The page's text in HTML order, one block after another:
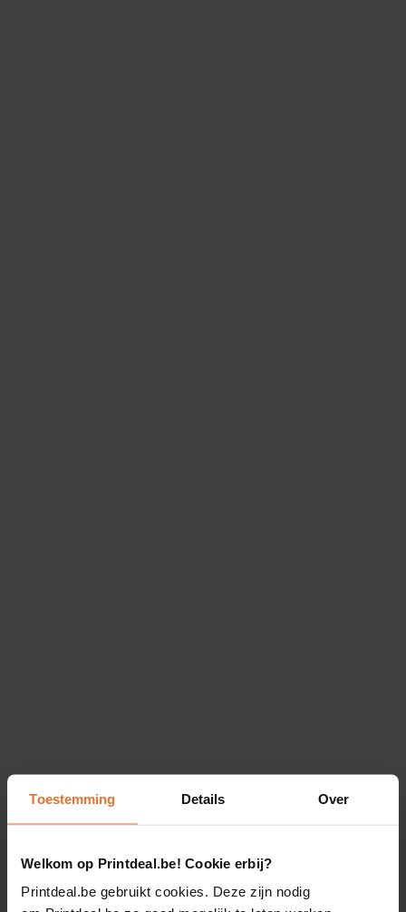
Toestemming Details Over
Welkom op Printdeal.be! Cookie erbij?
Printdeal.be gebruikt cookies. Deze zijn nodig